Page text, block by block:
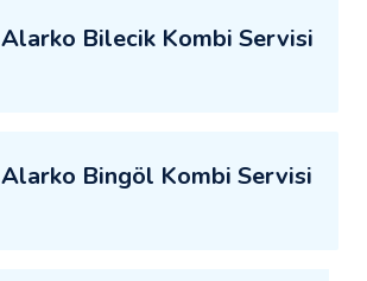
Alarko Bilecik Kombi Servisi
Alarko Bingöl Kombi Servisi